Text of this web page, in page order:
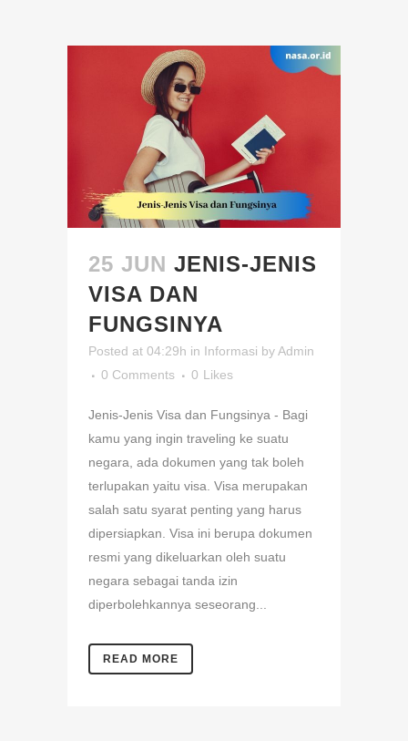
25 JUN JENIS-JENIS
VISA DAN
FUNGSINYA
Posted at 04:29h in Informasi byAdmin
0 Comments
0 Likes
Jenis-Jenis Visa dan Fungsinya - Bagi
kamu yang ingin traveling ke suatu
negara, ada dokumen yang tak boleh
terlupakan yaitu visa. Visa merupakan
salah satu syarat penting yang harus
dipersiapkan. Visa ini berupa dokumen
resmi yang dikeluarkan oleh suatu
negara sebagai tanda izin
diperbolehkannya seseorang...
READ MORE